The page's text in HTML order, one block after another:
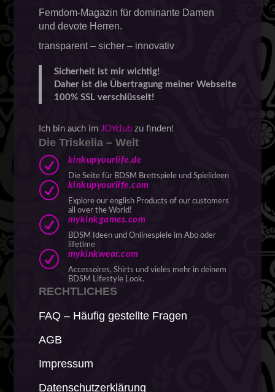
Femdom-Magazin für dominante Damen
und devote Herren.
transparent – sicher – innovativ
Sicherheit ist mir wichtig!
Daher ist die Übertragung meiner Webseite
100% SSL verschlüsselt!
Ich bin auch im JOYclubzu finden!
Die Triskelia – Welt
R kinkupyourlife.de
Die Seite für BDSM Brettspiele und Spielideen
R kinkupyourlife.com
Explore our english Products of our customers
all over the World!
R mykinkgames.com
BDSM Ideen und Onlinespiele im Abo oder
lifetime
R mykinkwear.com
Accessoires, Shirts und vieles mehr in deinem
BDSM Lifestyle Look.
RECHTLICHES
FAQ – Häufig gestellte Fragen
AGB
Impressum
Datenschutzerklärung